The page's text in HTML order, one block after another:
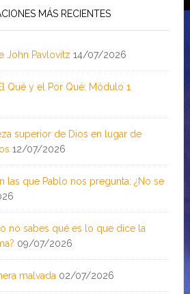
MÁS RECIENTES
John Pavlovitz 14/07/2026
Qué y el Por Qué: Módulo 1
superior de Dios en lugar de
12/07/2026
las que Pablo nos pregunta: ¿No se
no sabes qué es lo que dice la
09/07/2026
malvada 02/07/2026